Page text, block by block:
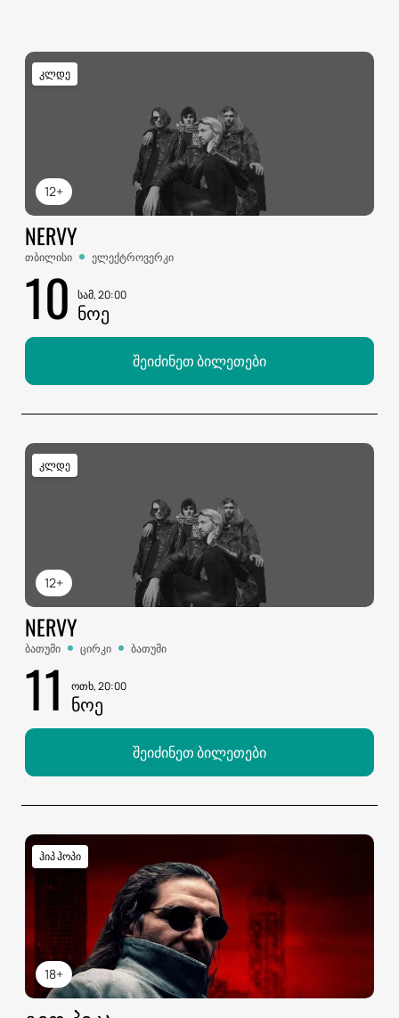
12+
კლდე
NERVY
თბილისი ელექტროვერკი
10 სამ, 20:00
ᲜᲝᲔ
შეიძინეთ ბილეთები
12+
კლდე
NERVY
ბათუმი ცირკი ბათუმი
11 ოთხ, 20:00
ᲜᲝᲔ
შეიძინეთ ბილეთები
18+
ჰიპ ჰოპი